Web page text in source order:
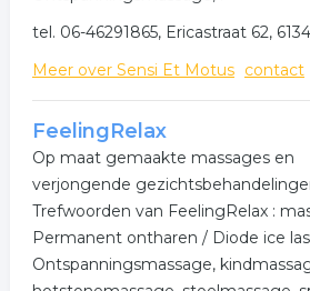
tel. 06-46291865, Ericastraat 62,
Meer over Sensi Et Motus contact
FeelingRelax
Op maat gemaakte massages en
verjongende
Trefwoorden van FeelingRelax :
Permanent ontharen / Diode ice
Ontspanningsmassage,